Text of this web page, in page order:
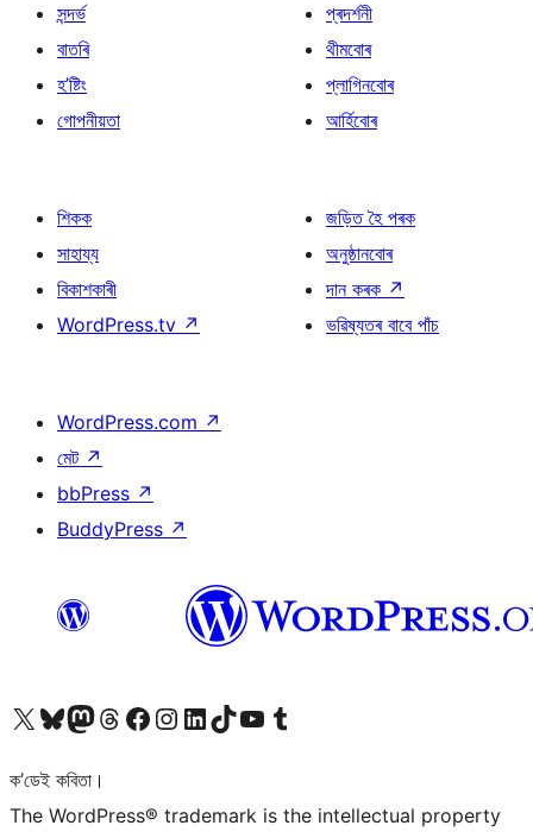
সন্দৰ্ভ
বাতৰি
হ’ষ্টিং
গোপনীয়তা
প্ৰদৰ্শনী
থীমবোৰ
প্লাগিনবোৰ
আৰ্হিবোৰ
শিকক
সাহায্য
বিকাশকাৰী
WordPress.tv ↗
জড়িত হৈ পৰক
অনুষ্ঠানবোৰ
দান কৰক ↗
ভৱিষ্যতৰ বাবে পাঁচ
WordPress.com ↗
মেট ↗
bbPress ↗
BuddyPress ↗
আমাৰ X (আগৰ Twitter) একাউণ্টলৈ যাওকআমাৰ Bluesky একাউণ্টলৈ যাওকআমাৰ Mastodon একাউণ্টলৈ যাওকআমাৰ Threads একাউণ্টলৈ যাওকআমাৰ Facebook পৃষ্ঠালৈ যাওকআমাৰ Instagram একাউণ্টলৈ যাওকআমাৰ LinkedIn একাউণ্টলৈ যাওকআমাৰ TikTok একাউণ্টলৈ যাওকআমাৰ YouTube চেনেললৈ যাওকআমাৰ Tumblr একাউণ্টলৈ যাওক
ক’ডেই কবিতা।
The WordPress® trademark is the intellectual property